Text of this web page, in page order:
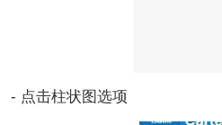
- 点击柱状图选项